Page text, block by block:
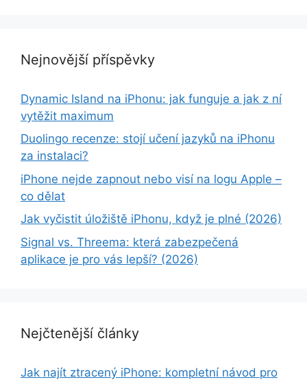
Nejnovější příspěvky
Dynamic Island na iPhonu: jak funguje a jak z ní
vytěžit maximum
Duolingo recenze: stojí učení jazyků na iPhonu
za instalaci?
iPhone nejde zapnout nebo visí na logu Apple –
co dělat
Jak vyčistit úložiště iPhonu, když je plné (2026)
Signal vs. Threema: která zabezpečená
aplikace je pro vás lepší? (2026)
Nejčtenější články
Jak najít ztracený iPhone: kompletní návod pro